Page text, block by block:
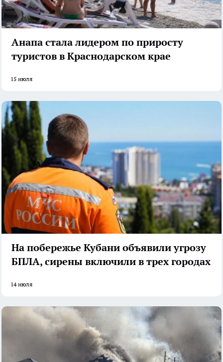
Анапа стала лидером по приросту
туристов в Краснодарском крае
15 июля
На побережье Кубани объявили угрозу
БПЛА, сирены включили в трех городах
14 июля